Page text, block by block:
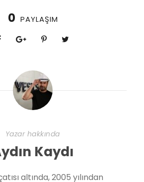
0 PAYLAŞIM
Yazar hakkında
Kaydı
altında, 2005 yılından